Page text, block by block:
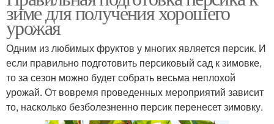
зиме для получения хорошего
урожая
Одним из любимых фруктов у многих является персик. И
если правильно подготовить персиковый сад к зимовке,
то за сезон можно будет собрать весьма неплохой
урожай. От вовремя проведенных мероприятий зависит
то, насколько безболезненно персик перенесет зимовку.